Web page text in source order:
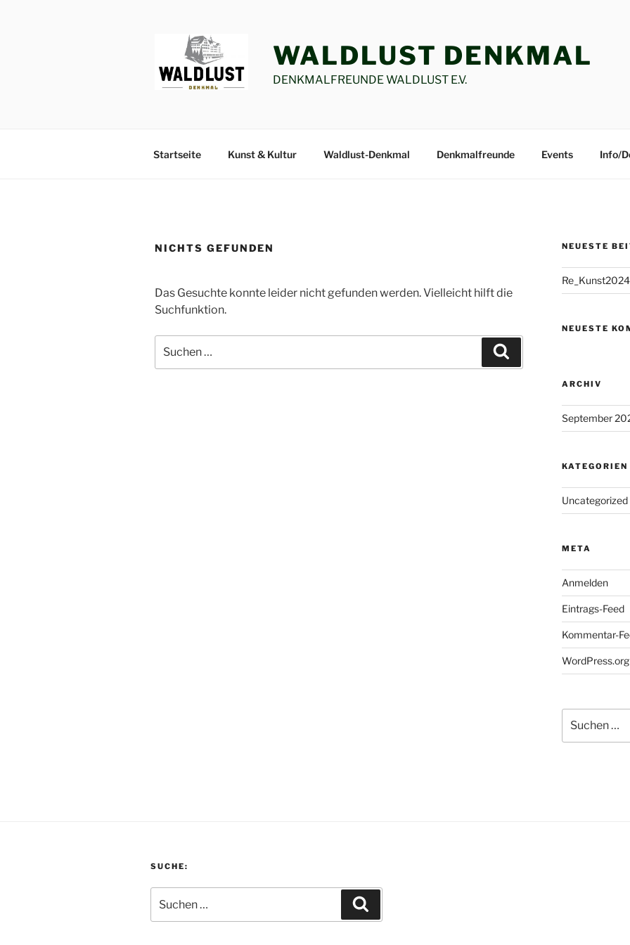
WALDLUST DENKMAL
DENKMALFREUNDE WALDLUST E.V.
Startseite Kunst & Kultur Waldlust-Denkmal Denkmalfreunde Events Info/
NICHTS GEFUNDEN
Das Gesuchte konnte leider nicht gefunden werden. Vielleicht hilft die
Suchfunktion.
nach:
NEUESTE
NEUESTE
ARCHIV
September
KATEGORIEN
Uncategorized
META
Anmelden
Eintrags-Feed
Kommentar-
WordPress.org
nach:
SUCHE:
nach: